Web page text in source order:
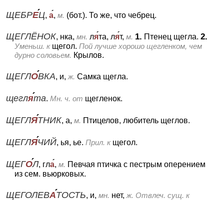
ЩЕБРЕЦ, а, м. (бот.). То же, что чебрец.
ЩЕГЛЁНОК, нка, мн. лята, лят, м. 1. Птенец щегла. 2.
Уменьш. к щегол. Пой лучше хорошо щегленком, чем
дурно соловьем. Крылов.
ЩЕГЛОВКА, и, ж. Самка щегла.
щеглята. Мн. ч. от щегленок.
ЩЕГЛЯТНИК, а, м. Птицелов, любитель щеглов.
ЩЕГЛЯЧИЙ, ья, ье. Прил. к щегол.
ЩЕГОЛ, гла, м. Певчая птичка с пестрым оперением
из сем. вьюрковых.
ЩЕГОЛЕВАТОСТЬ, и, мн. нет, ж. Отвлеч. сущ. к